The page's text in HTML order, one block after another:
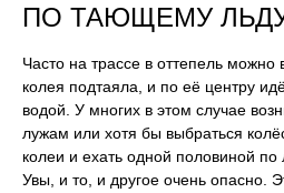
ПО ТАЮЩЕМУ
Часто на трассе в оттепель можно
колея подтаяла, и по её центру
водой. У многих в этом случае
лужам или хотя бы выбраться
колеи и ехать одной половиной по
Увы, и то, и другое очень опасно.